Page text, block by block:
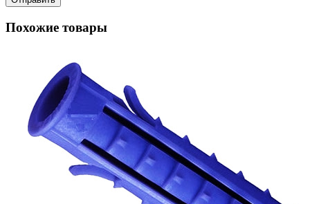
Похожие товары